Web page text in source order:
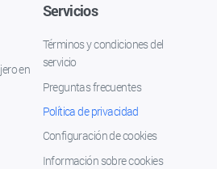
en
Servicios
Términos y condiciones del
servicio
Preguntas frecuentes
Política de privacidad
Configuración de cookies
Información sobre cookies